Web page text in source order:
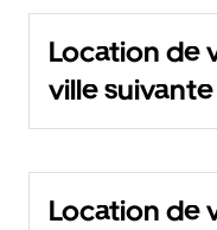
Location de
ville
Location de